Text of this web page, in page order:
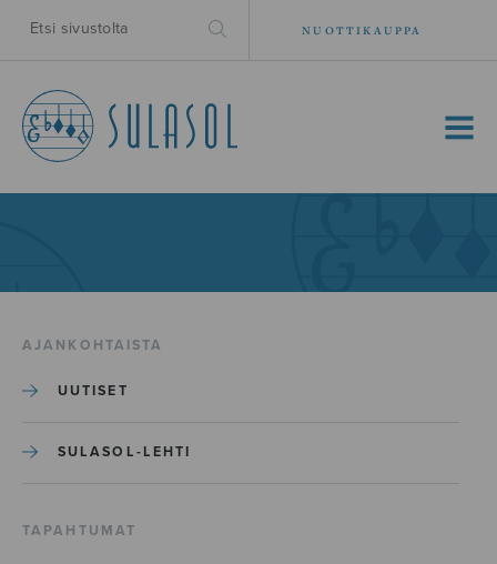
NUOTTIKAUPPA
MENU
AJANKOHTAISTA
UUTISET
SULASOL-LEHTI
TAPAHTUMAT